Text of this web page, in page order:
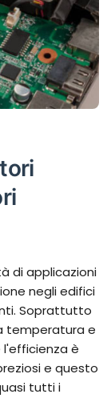
di applicazioni
negli edifici
Soprattutto
temperatura e
è
e questo
tutti i